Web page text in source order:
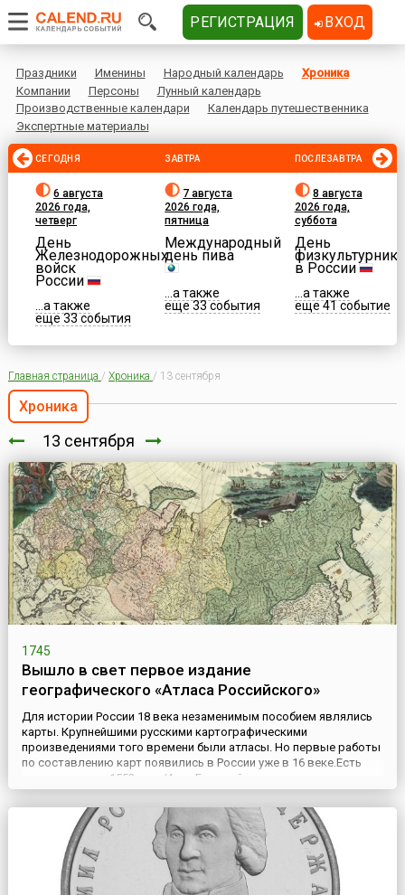
Праздники Именины Народный календарь
Хроника
Компании
Персоны
Лунный календарь
Производственные календари
Календарь путешественника
Экспертные материалы
СЕГОДНЯ
6 августа
2026 года,
четверг
День
Железнодорожных
войск
России
...а также
еще 33 события
ЗАВТРА
7 августа
2026 года,
пятница
Международный
день пива
...а также
еще 33 события
ПОСЛЕЗАВТРА
8 августа
2026 года,
суббота
День
физкультурника
в России
...а также
еще 41 событие
Главная страница / Хроника / 13 сентября
Хроника
13 сентября
1745
Вышло в свет первое издание
географического «Атласа Российского»
Для истории России 18 века незаменимым пособием являлись
карты. Крупнейшими русскими картографическими
произведениями того времени были атласы. Но первые работы
по составлению карт появились в России уже в 16 веке.Есть
указания, что в 1552 году Иван Грозный предпринял
составление чертежа Московского государства. Более или
менее подробные чертежи России появляются в конце 17 века,
а настоящие г...
РЕГИСТРАЦИЯ ВХОД